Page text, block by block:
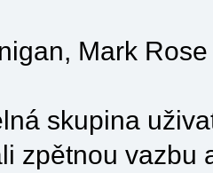
Mark
skupina
zpětnou vazbu